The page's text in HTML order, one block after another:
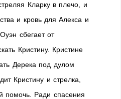
Кларку в плечо, и
и кровь для Алекса и
сбегает от
Кристину. Кристине
Дерека под дулом
Кристину и стрелка,
помочь. Ради спасения